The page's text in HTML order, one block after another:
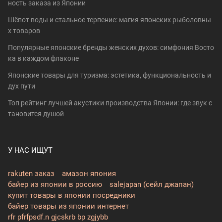
ность заказа из Японии
Шёпот воды и стальное терпение: магия японских рыболовны
х товаров
Популярные японские бренды женских духов: симфония Восто
ка в каждом флаконе
Японские товары для туризма: эстетика, функциональность и
дух пути
Топ рейтинг лучшей акустики производства Японии: где звук с
тановится душой
У НАС ИЩУТ
rakuten заказ
амазон япония
байер из японии в россию
salejapan (сейл джапан)
купит товары в японии посредники
байер товары из японии интернет
rfr pfrfpsdf.n gjcskrb bp zgjybb